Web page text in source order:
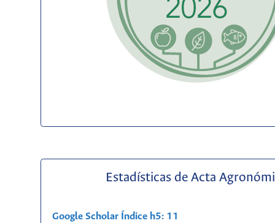
Estadísticas de Acta
Google Scholar Índice h5: 11